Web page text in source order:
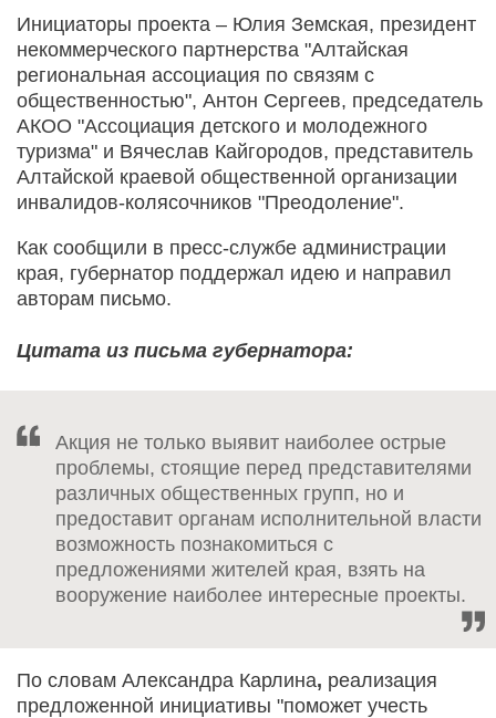
Инициаторы проекта – Юлия Земская, президент
некоммерческого партнерства "Алтайская
региональная ассоциация по связям с
общественностью", Антон Сергеев, председатель
АКОО "Ассоциация детского и молодежного
туризма" и Вячеслав Кайгородов, представитель
Алтайской краевой общественной организации
инвалидов-колясочников "Преодоление".
Как сообщили в пресс-службе администрации
края, губернатор поддержал идею и направил
авторам письмо.
Цитата из письма губернатора:
Акция не только выявит наиболее острые
проблемы, стоящие перед представителями
различных общественных групп, но и
предоставит органам исполнительной власти
возможность познакомиться с
предложениями жителей края, взять на
вооружение наиболее интересные проекты.
По словам Александра Карлина, реализация
предложенной инициативы "поможет учесть